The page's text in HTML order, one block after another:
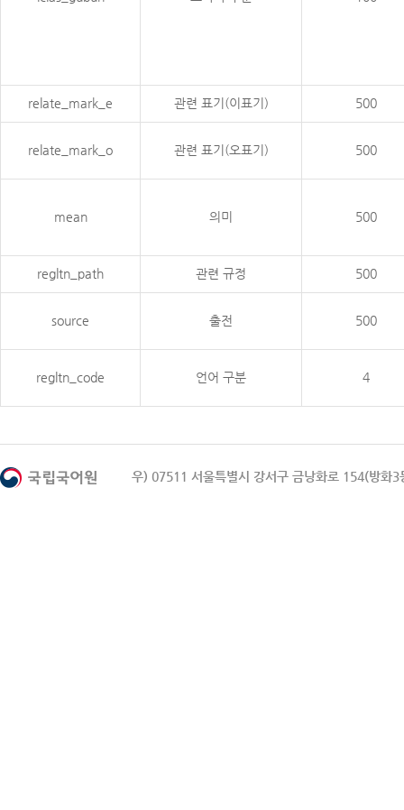
relate_mark_e 관련 표기(이표기) 500
relate_mark_o 관련 표기(오표기) 500
mean 의미 500
regltn_path 관련 규정 500
source 출전 500
regltn_code 언어 구분 4
우) 07511 서울특별시 강서구 금낭화로 154(방화3